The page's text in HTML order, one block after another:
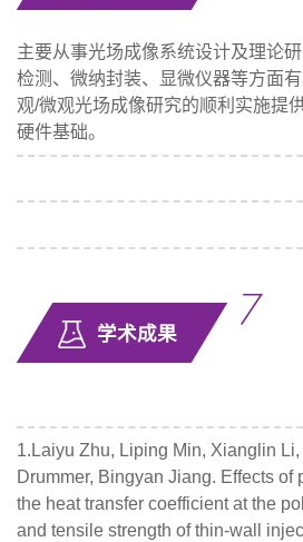
主要从事光场成像系统设计及理论
检测、微纳封装、显微仪器等方面
观/微观光场成像研究的顺利实施提
硬件基础。
学术成果
1.Laiyu Zhu, Liping Min, Xianglin
Drummer, Bingyan Jiang. Effects of
the heat transfer coefficient at the
and tensile strength of thin-wall